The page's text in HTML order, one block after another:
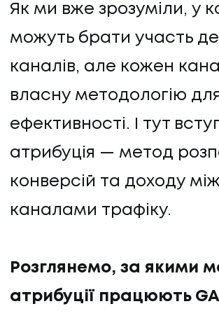
Як ми вже зрозуміли, у
можуть брати участь
каналів, але кожен
власну методологію
ефективності. І тут
атрибуція — метод
конверсій та доходу між
каналами трафіку.
Розглянемо, за якими
атрибуції працюють